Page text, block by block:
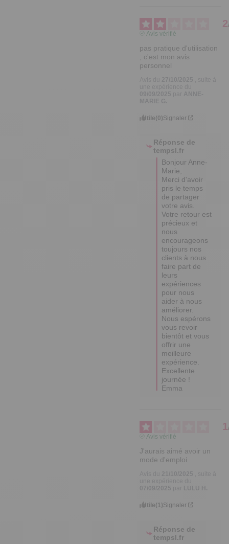
2
Avis vérifié
pas pratique d'utilisation
; c'est mon avis
personnel
09/09/2025
ANNE-
MARIE G.
Utile(0)Signaler
Réponse de
tempsl.fr
Bonjour Anne-
Marie,
Merci d'avoir
pris le temps
de partager
votre avis.
Votre retour est
précieux et
nous
encourageons
toujours nos
clients à nous
faire part de
leurs
expériences
pour nous
aider à nous
améliorer.
Nous espérons
vous revoir
bientôt et vous
offrir une
meilleure
expérience.
Excellente
journée !
Emma
1
Avis vérifié
J'aurais aimé avoir un
mode d'emploi
21/10/2025
07/09/2025
LULU H.
Utile(1)Signaler
Réponse de
tempsl.fr